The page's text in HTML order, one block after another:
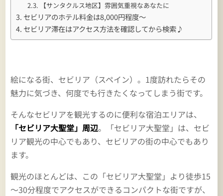
【サンタクルス地区】雰囲気重視なあなたに
セビリアのホテル料金は8,000円程度～
セビリア滞在はアクセス方法を確認してから検索♪
絵になる街、セビリア（スペイン）。1度訪れたらその
魅力に気づき、何度でも行きたくなってしまう街です。
そんなセビリアを観光するのに便利な宿泊エリアは、
「セビリア大聖堂」周辺。「セビリア大聖堂」は、セビ
リア観光の中心でもあり、セビリアの街の中心でもあり
ます。
観光のほとんどは、この「セビリア大聖堂」より徒歩15
～30分程度でアクセスができるコンパクトな街ですが、